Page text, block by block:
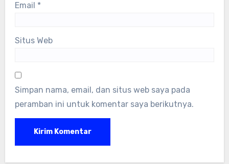
Email *
Situs Web
Simpan nama, email, dan situs web saya pada
peramban ini untuk komentar saya berikutnya.